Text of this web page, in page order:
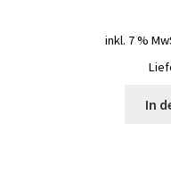
inkl. 7 %
In